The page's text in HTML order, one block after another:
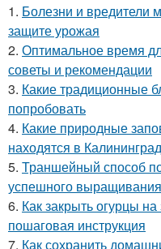
1. Болезни и вредители
защите урожая
2. Оптимальное время
советы и рекомендации
3. Какие традиционные
попробовать
4. Какие природные
находятся в
5. Траншейный способ
успешного выращивания
6. Как закрыть огурцы
пошаговая инструкция
7. Как сохранить